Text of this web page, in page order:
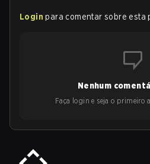
Login para comentar sobre esta
Nenhum
Faça login e seja o primeiro